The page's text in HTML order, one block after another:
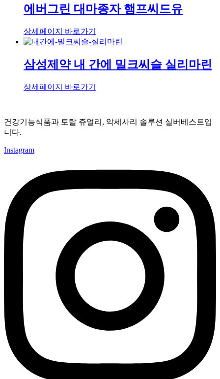
에버그린 대마종자 햄프씨드유
상세페이지 바로가기
삼성제약 내 간에 밀크씨슬 실리마린
상세페이지 바로가기
건강기능식품과 토탈 쥬얼리, 악세사리 솔루션 실버베스트입
니다.
Instagram